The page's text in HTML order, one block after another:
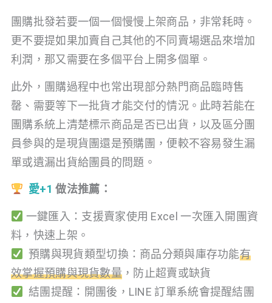
團購批發若要一個一個慢慢上架商品，非常耗時。
更不要提如果加賣自己其他的不同賣場選品來增加
利潤，那又需要在多個平台上開多個單。
此外，團購過程中也常出現部分熱門商品臨時售
罄、需要等下一批貨才能交付的情況。此時若能在
團購系統上清楚標示商品是否已出貨，以及區分團
員參與的是現貨團還是預購團，便較不容易發生漏
單或遺漏出貨給團員的問題。
愛+1 做法推薦：
一鍵匯入：支援賣家使用 Excel 一次匯入開團資
料，快速上架。
預購與現貨類型切換：商品分類與庫存功能有
效掌握預購與現貨數量 ，防止超賣或缺貨
結團提醒：開團後，LINE 訂單系統會提醒結團